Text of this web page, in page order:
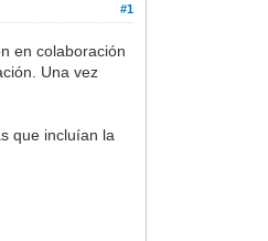
#1
en colaboración
Una vez
que incluían la